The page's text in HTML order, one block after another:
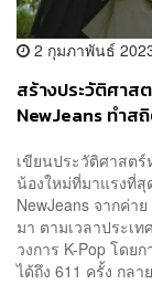
2 กุมภาพันธ์
สร้างประวัติศาส
NewJeans ทำส
เขียนประวัติศาสตร์
น้องใหม่ที่มาแรงที่สุ
NewJeans จากค่า
มา ตามเวลาประเท
วงการ K-Pop โดย
ได้ถึง 611 ครั้ง กลา